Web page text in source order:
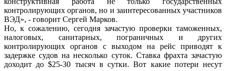
контролирующих органов, но и заинтересованных участников
ВЭД», - говорит Сергей Марков.
Но, к сожалению, сегодня зачастую проверки таможенных,
налоговых, санитарных, пограничных и других
контролирующих органов с выходом на рейс приводят к
задержке судов на несколько суток. Ставка фрахта зачастую
доходит до $25-30 тысяч в сутки. Вот какие потери несут